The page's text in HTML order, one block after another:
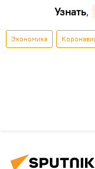
Узнать,
Экономика